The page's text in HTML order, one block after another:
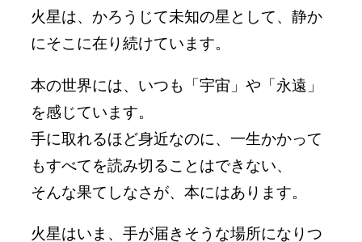
火星は、かろうじて未知の星として、静か
にそこに在り続けています。
本の世界には、いつも「宇宙」や「永遠」
を感じています。
手に取れるほど身近なのに、一生かかって
もすべてを読み切ることはできない、
そんな果てしなさが、本にはあります。
火星はいま、手が届きそうな場所になりつ